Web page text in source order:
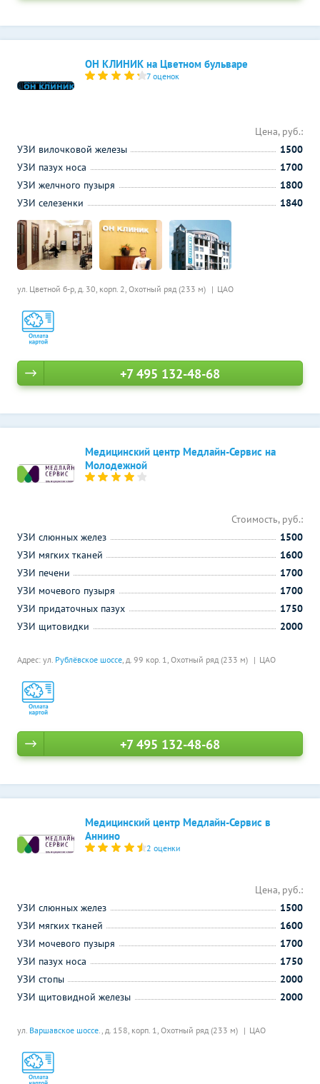
ОН КЛИНИК на Цветном бульваре
7 оценок
ул. Цветной б-р, д. 30, корп. 2, Охотный ряд (233 м) ЦАО
Цена, руб.:
УЗИ вилочковой железы
1500
УЗИ пазух носа
1700
УЗИ желчного пузыря
1800
УЗИ селезенки
1840
+7 495 132-48-68
Медицинский центр Медлайн-Сервис на
Молодежной
Адрес: ул. Рублёвское шоссе, д. 99 кор. 1, Охотный ряд (233 м) ЦАО
Стоимость, руб.:
УЗИ слюнных желез
1500
УЗИ мягких тканей
1600
УЗИ печени
1700
УЗИ мочевого пузыря
1700
УЗИ придаточных пазух
1750
УЗИ щитовидки
2000
+7 495 132-48-68
Медицинский центр Медлайн-Сервис в
Аннино
2 оценки
ул. Варшавское шоссе., д. 158, корп. 1, Охотный ряд (233 м) ЦАО
Цена, руб.:
УЗИ слюнных желез
1500
УЗИ мягких тканей
1600
УЗИ мочевого пузыря
1700
УЗИ пазух носа
1750
УЗИ стопы
2000
УЗИ щитовидной железы
2000